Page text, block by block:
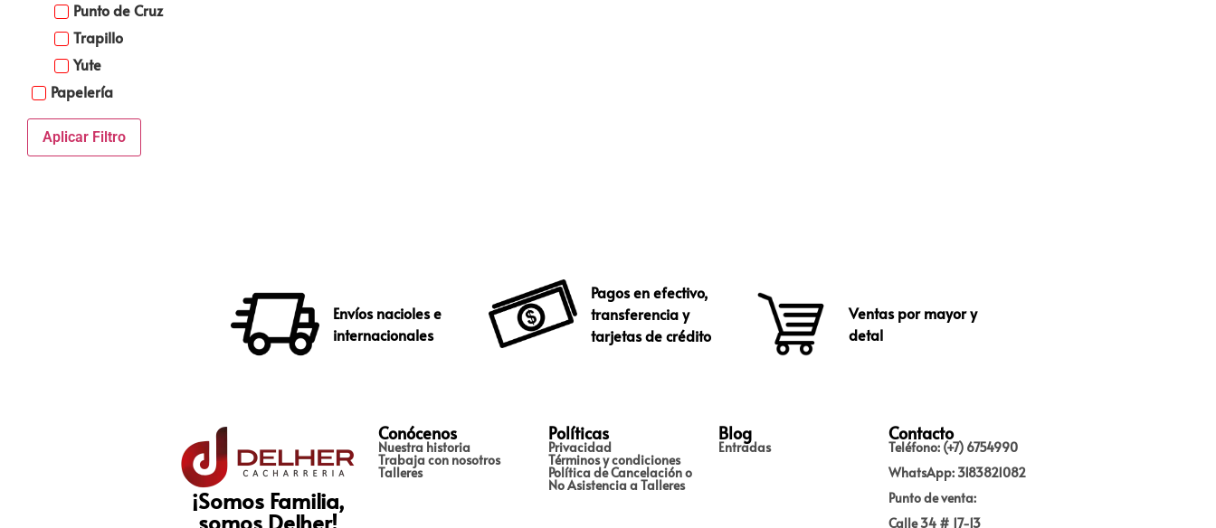
Punto de Cruz
Trapillo
Yute
Papelería
Aplicar Filtro
Envíos nacioles e
internacionales
Pagos en efectivo,
transferencia y
tarjetas de crédito
Ventas por mayor y
detal
¡Somos Familia,
somos Delher!
Conócenos
Nuestra historia
Trabaja con nosotros
Talleres
Políticas
Privacidad
Términos y condiciones
Política de Cancelación o
No Asistencia a Talleres
Blog
Entradas
Contacto
Teléfono: (+7) 6754990
WhatsApp: 3183821082
Punto de venta:
Calle 34 # 17-13